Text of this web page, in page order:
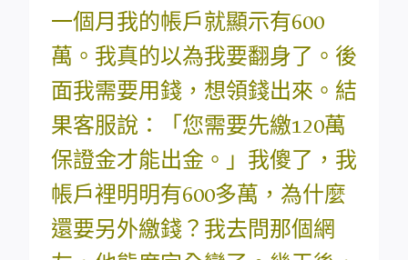
一個月我的帳戶就顯示有600
萬。我真的以為我要翻身了。後
面我需要用錢，想領錢出來。結
果客服說：「您需要先繳120萬
保證金才能出金。」我傻了，我
帳戶裡明明有600多萬，為什麼
還要另外繳錢？我去問那個網